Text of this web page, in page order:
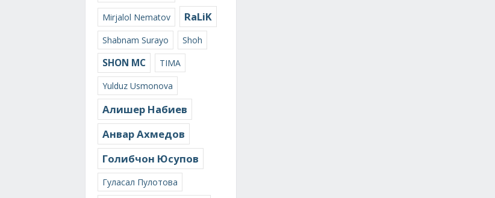
Mirjalol Nematov RaLiK
Shabnam Surayo Shoh
SHON MC
TIMA
Yulduz Usmonova
Алишер Набиев
Анвар Ахмедов
Голибчон Юсупов
Гуласал Пулотова